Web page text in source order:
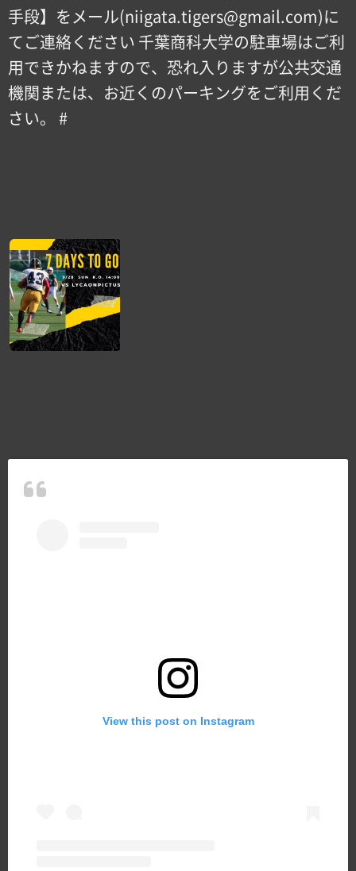
手段】をメール(niigata.tigers@gmail.com)に
てご連絡ください 千葉商科大学の駐車場はご利
用できかねますので、恐れ入りますが公共交通
機関または、お近くのパーキングをご利用くだ
さい。 #
View this post on Instagram